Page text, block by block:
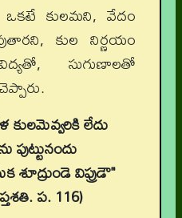
ఒకటే కులమని, వేదం
కుల నిర్ణయం
సుగుణాలతో
కులమెవ్వరికి లేదు
పుట్టునందు
శూద్రుండె విప్రుడౌ"
ప. 116)